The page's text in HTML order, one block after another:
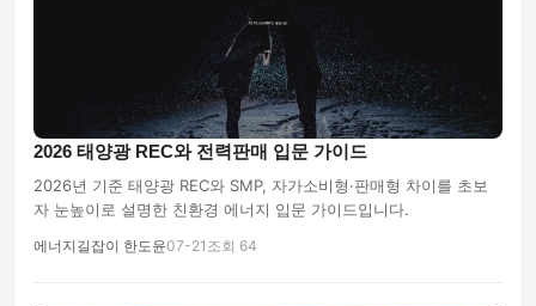
2026 태양광 REC와 전력판매 입문 가이드
2026년 기준 태양광 REC와 SMP, 자가소비형·판매형 차이를 초보
자 눈높이로 설명한 친환경 에너지 입문 가이드입니다.
에너지길잡이 한도윤07-21 조회 64